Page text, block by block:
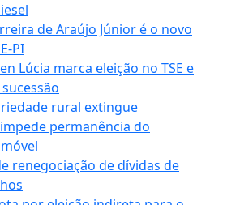
de Araújo Júnior é o novo
PI
Lúcia marca eleição no TSE e
rural extingue
permanência do
renegociação de dívidas de